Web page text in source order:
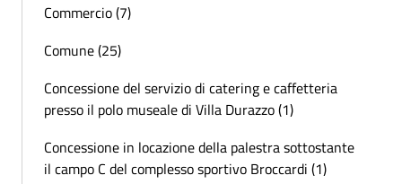
Commercio (7)
Comune (25)
Concessione del servizio di catering e caffetteria
presso il polo museale di Villa Durazzo (1)
Concessione in locazione della palestra sottostante
il campo C del complesso sportivo Broccardi (1)